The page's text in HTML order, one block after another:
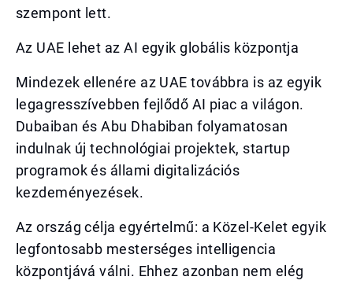
szempont lett.
Az UAE lehet az AI egyik globális központja
Mindezek ellenére az UAE továbbra is az egyik
legagresszívebben fejlődő AI piac a világon.
Dubaiban és Abu Dhabiban folyamatosan
indulnak új technológiai projektek, startup
programok és állami digitalizációs
kezdeményezések.
Az ország célja egyértelmű: a Közel-Kelet egyik
legfontosabb mesterséges intelligencia
központjává válni. Ehhez azonban nem elég